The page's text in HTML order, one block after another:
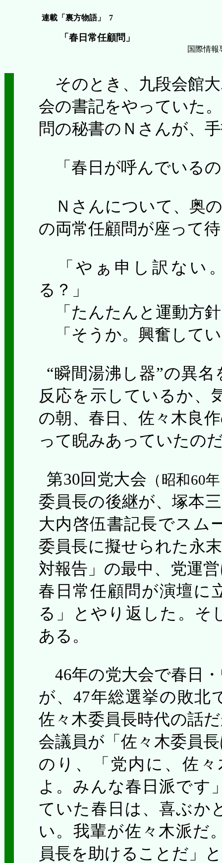
連載「裏方物語」 7
「 春日常任顧問 」
国際情
そのとき、九段会館
会の書記をやっていた
問の秘書のＮさんが、
「春日が呼んでいる
Ｎさんについて、奥
の両常任顧問が座って
「やぁ申し訳ない
る？」
「たんたんと運動方
「そうか。興奮して
“瞬間湯沸し器”の異
反応を示しているか、
の朝、春日、佐々木良
って睨みあっていたの
第30回党大会 （昭和60
委員長の後継が、塚本
大内啓伍書記長でスム
委員長に擬せられた永
対報告」の最中、党運
春日常任顧問が演壇に
る」とやり返した。そ
ある。
46年の党大会で春日
が、47年総選挙の敗北
佐々木委員長時代の話
会議員が「佐々木委員
のり、「党内に、佐
よ。みんな春日派です
ていた春日は、喜ぶか
い。我輩が佐々木派だ
員長を助けることだ」